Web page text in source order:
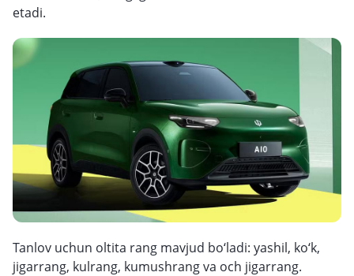
etadi.
Tanlov uchun oltita rang mavjud bo‘ladi: yashil, ko‘k,
jigarrang, kulrang, kumushrang va och jigarrang.